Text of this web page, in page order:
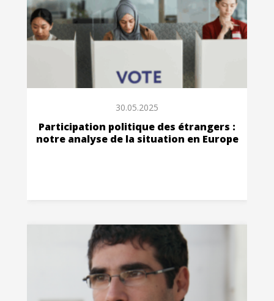
30.05.2025
Participation politique des étrangers :
notre analyse de la situation en Europe